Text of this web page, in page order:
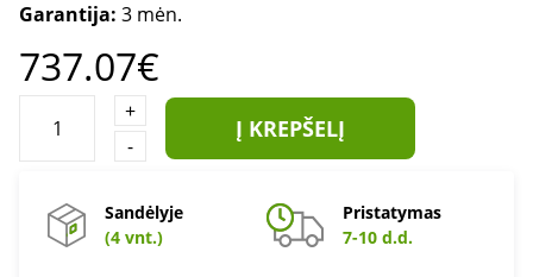
Garantija: 3 mėn.
737.07€
+
-
Į KREPŠELĮ
Sandėlyje
(4 vnt.)
Pristatymas
7-10 d.d.